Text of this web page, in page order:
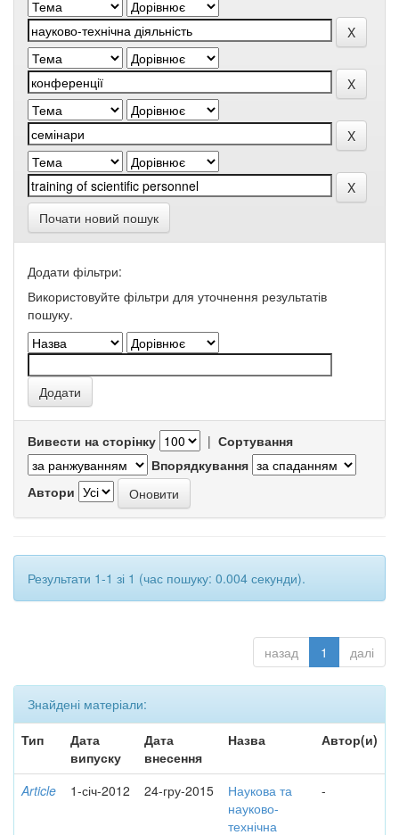
Почати новий пошук
Додати фільтри:
Використовуйте фільтри для уточнення результатів
пошуку.
Вивести на сторінку | Сортування
Впорядкування
Автори
Результати 1-1 зі 1 (час пошуку: 0.004 секунди).
назад 1 далі
Знайдені матеріали:
Тип
Дата
випуску
Дата
внесення
Назва Автор(и)
Article 1-січ-2012 24-гру-2015
Наукова та
науково-
технічна
-